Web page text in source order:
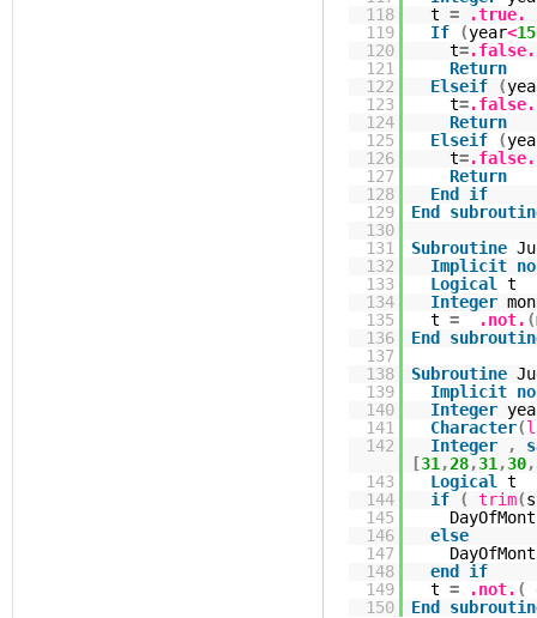
118
t =
.true.
119
If (year<
120
t=.false.
121
Return
122
Elseif (
123
t=.false.
124
Return
125
Elseif (
126
t=.false.
127
Return
128
End
if
129
End
130
131
Subroutine
132
Implicit
133
Logical
t
134
Integer
135
t = .not. (
136
End
137
138
Subroutine
139
Implicit
140
Integer
141
Character(
142
Integer ,
[31 ,28,31 ,30,
143
Logical
t
144
if ( trim(
145
146
else
147
148
end
if
149
t = .not. (
150
End